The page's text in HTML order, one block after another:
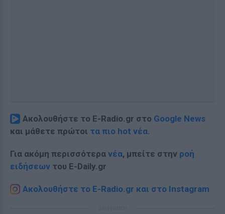
Ακολουθήστε το E-Radio.gr στο Google News
και μάθετε πρώτοι τα πιο hot νέα.
Για ακόμη περισσότερα νέα, μπείτε στην ροή
ειδήσεων του E-Daily.gr
Ακολουθήστε το E-Radio.gr και στο Instagram